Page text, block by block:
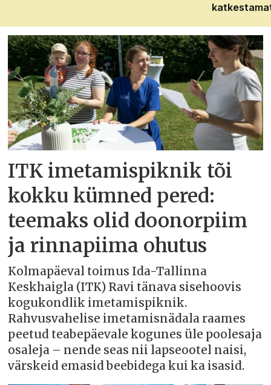
ITK imetamispiknik tõi
kokku kümned pered:
teemaks olid doonorpiim
ja rinnapiima ohutus
Kolmapäeval toimus Ida-Tallinna
Keskhaigla (ITK) Ravi tänava sisehoovis
kogukondlik imetamispiknik.
Rahvusvahelise imetamisnädala raames
peetud teabepäevale kogunes üle poolesaja
osaleja – nende seas nii lapseootel naisi,
värskeid emasid beebidega kui ka isasid.